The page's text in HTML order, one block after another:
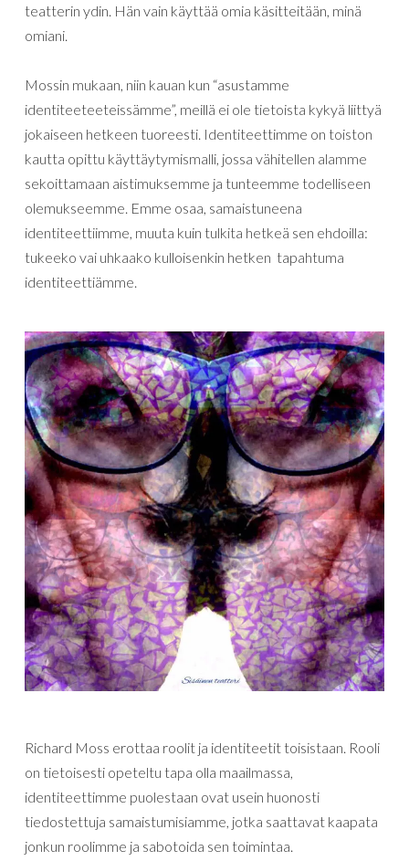
teatterin ydin. Hän vain käyttää omia käsitteitään, minä
omiani.
Mossin mukaan, niin kauan kun “asustamme
identiteeteeteissämme”, meillä ei ole tietoista kykyä liittyä
jokaiseen hetkeen tuoreesti. Identiteettimme on toiston
kautta opittu käyttäytymismalli, jossa vähitellen alamme
sekoittamaan aistimuksemme ja tunteemme todelliseen
olemukseemme. Emme osaa, samaistuneena
identiteettiimme, muuta kuin tulkita hetkeä sen ehdoilla:
tukeeko vai uhkaako kulloisenkin hetken tapahtuma
identiteettiämme.
Richard Moss erottaa roolit ja identiteetit toisistaan. Rooli
on tietoisesti opeteltu tapa olla maailmassa,
identiteettimme puolestaan ovat usein huonosti
tiedostettuja samaistumisiamme, jotka saattavat kaapata
jonkun roolimme ja sabotoida sen toimintaa.